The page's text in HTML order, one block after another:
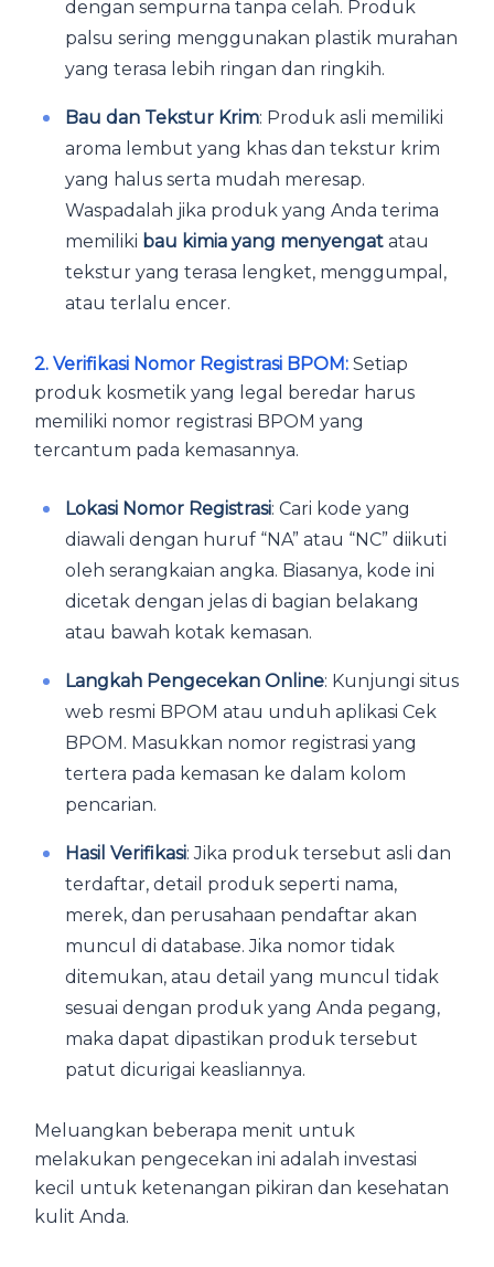
dengan sempurna tanpa celah. Produk
palsu sering menggunakan plastik murahan
yang terasa lebih ringan dan ringkih.
Bau dan Tekstur Krim: Produk asli memiliki
aroma lembut yang khas dan tekstur krim
yang halus serta mudah meresap.
Waspadalah jika produk yang Anda terima
memiliki bau kimia yang menyengat atau
tekstur yang terasa lengket, menggumpal,
atau terlalu encer.
2. Verifikasi Nomor Registrasi BPOM: Setiap
produk kosmetik yang legal beredar harus
memiliki nomor registrasi BPOM yang
tercantum pada kemasannya.
Lokasi Nomor Registrasi: Cari kode yang
diawali dengan huruf “NA” atau “NC” diikuti
oleh serangkaian angka. Biasanya, kode ini
dicetak dengan jelas di bagian belakang
atau bawah kotak kemasan.
Langkah Pengecekan Online: Kunjungi situs
web resmi BPOM atau unduh aplikasi Cek
BPOM. Masukkan nomor registrasi yang
tertera pada kemasan ke dalam kolom
pencarian.
Hasil Verifikasi: Jika produk tersebut asli dan
terdaftar, detail produk seperti nama,
merek, dan perusahaan pendaftar akan
muncul di database. Jika nomor tidak
ditemukan, atau detail yang muncul tidak
sesuai dengan produk yang Anda pegang,
maka dapat dipastikan produk tersebut
patut dicurigai keasliannya.
Meluangkan beberapa menit untuk
melakukan pengecekan ini adalah investasi
kecil untuk ketenangan pikiran dan kesehatan
kulit Anda.